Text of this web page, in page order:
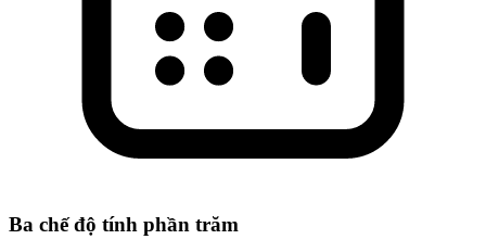
Ba chế độ tính phần trăm